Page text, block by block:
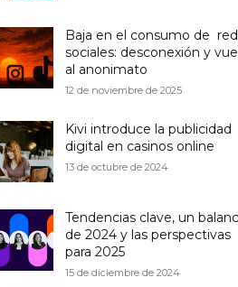
Baja en el consumo de
sociales: desconexión y
al anonimato
12 de noviembre de 2025
Kivi introduce la publicidad
digital en casinos online
13 de octubre de 2024
Tendencias clave, un
de 2024 y las perspectivas
para 2025
15 de diciembre de 2024